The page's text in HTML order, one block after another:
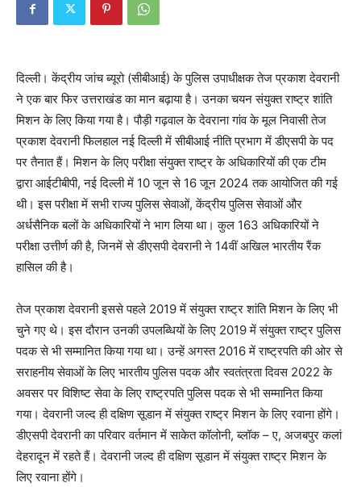
दिल्ली। केंद्रीय जांच ब्यूरो (सीबीआई) के पुलिस उपाधीक्षक तेज प्रकाश देवरानी
ने एक बार फिर उत्तराखंड का मान बढ़ाया है। उनका चयन संयुक्त राष्ट्र शांति
मिशन के लिए किया गया है। पौड़ी गढ़वाल के देवराना गांव के मूल निवासी तेज
प्रकाश देवरानी फिलहाल नई दिल्ली में सीबीआई नीति प्रभाग में डीएसपी के पद
पर तैनात हैं। मिशन के लिए परीक्षा संयुक्त राष्ट्र के अधिकारियों की एक टीम
द्वारा आईटीबीपी, नई दिल्ली में 10 जून से 16 जून 2024 तक आयोजित की गई
थी। इस परीक्षा में सभी राज्य पुलिस सेवाओं, केंद्रीय पुलिस सेवाओं और
अर्धसैनिक बलों के अधिकारियों ने भाग लिया था। कुल 163 अधिकारियों ने
परीक्षा उत्तीर्ण की है, जिनमें से डीएसपी देवरानी ने 14वीं अखिल भारतीय रैंक
हासिल की है।
तेज प्रकाश देवरानी इससे पहले 2019 में संयुक्त राष्ट्र शांति मिशन के लिए भी
चुने गए थे। इस दौरान उनकी उपलब्धियों के लिए 2019 में संयुक्त राष्ट्र पुलिस
पदक से भी सम्मानित किया गया था। उन्हें अगस्त 2016 में राष्ट्रपति की ओर से
सराहनीय सेवाओं के लिए भारतीय पुलिस पदक और स्वतंत्रता दिवस 2022 के
अवसर पर विशिष्ट सेवा के लिए राष्ट्रपति पुलिस पदक से भी सम्मानित किया
गया। देवरानी जल्द ही दक्षिण सूडान में संयुक्त राष्ट्र मिशन के लिए रवाना होंगे।
डीएसपी देवरानी का परिवार वर्तमान में साकेत कॉलोनी, ब्लॉक – ए, अजबपुर कलां
देहरादून में रहते हैं। देवरानी जल्द ही दक्षिण सूडान में संयुक्त राष्ट्र मिशन के
लिए रवाना होंगे।